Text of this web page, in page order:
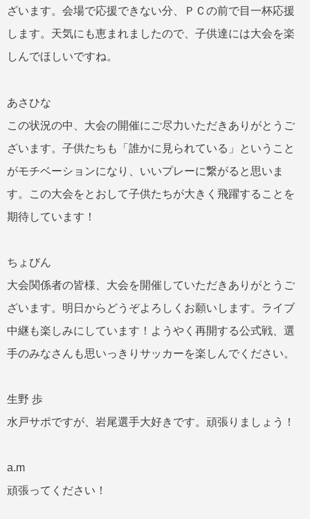
ざいます。会場で応援できない分、ＰＣの前で目一杯応援
します。天気にも恵まれましたので、子供達には大会を楽
しんでほしいですね。
あさひな
この状況の中、大会の開催にご尽力いただきありがとうご
ざいます。子供たちも「誰かに見られている」ということ
がモチベーションになり、いいプレーに繋がると思いま
す。この大会をとおして子供たちが大きく飛躍することを
期待しています！
ちょびん
大会関係者の皆様、大会を開催していただきありがとうご
ざいます。明日からどうぞよろしくお願いします。ライブ
中継も楽しみにしています！ようやく再開する公式戦、選
手のみなさんも思いっきりサッカーを楽しんでください。
生野 歩
水戸サポですが、岩尾選手大好きです。頑張りましょう！
a.m
頑張ってください！